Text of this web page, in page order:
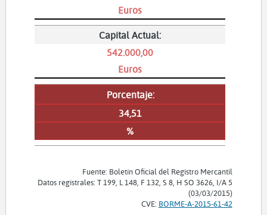
Euros
Capital Actual:
542.000,00
Euros
Porcentaje:
34,51
%
Fuente: Boletín Oficial del Registro Mercantil
Datos registrales: T 199, L 148, F 132, S 8, H SO 3626, I/A 5
(03/03/2015)
CVE: BORME-A-2015-61-42